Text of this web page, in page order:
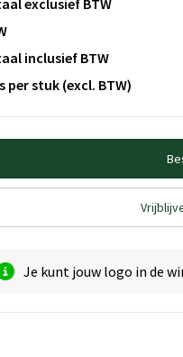
exclusief BTW
inclusief BTW
per stuk(excl. BTW)
Je kunt jouw logo in de